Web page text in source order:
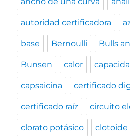
ancho de una curva
autoridad certificadora
base Bernoulli Bulls
Bunsen calor
capsaicina certificado
certificado raíz circuito
clorato potásico clotoide